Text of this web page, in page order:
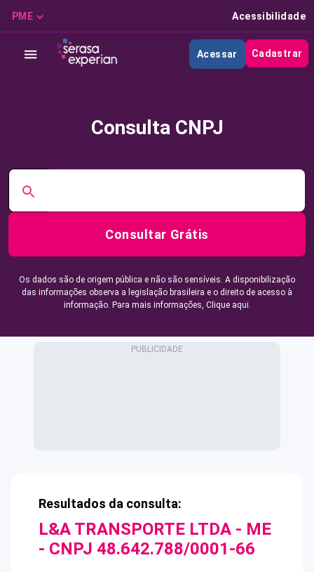
PME Acessibilidade
Acessar Cadastrar
Consulta CNPJ
Consultar Grátis
Os dados são de origem pública e não são sensíveis. A disponibilização
das informações observa a legislação brasileira e o direito de acesso à
informação. Para mais informações, Clique aqui.
Resultados da consulta:
L&A TRANSPORTE LTDA - ME
- CNPJ 48.642.788/0001-66